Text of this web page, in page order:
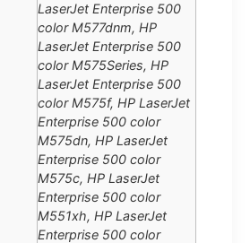
LaserJet Enterprise 500
color M577dnm, HP
LaserJet Enterprise 500
color M575Series, HP
LaserJet Enterprise 500
color M575f, HP LaserJet
Enterprise 500 color
M575dn, HP LaserJet
Enterprise 500 color
M575c, HP LaserJet
Enterprise 500 color
M551xh, HP LaserJet
Enterprise 500 color